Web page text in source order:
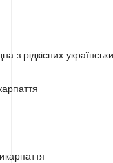
з рідкісних